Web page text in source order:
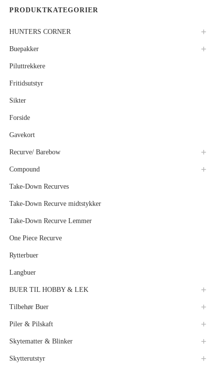
PRODUKTKATEGORIER
HUNTERS CORNER
Buepakker
Piluttrekkere
Fritidsutstyr
Sikter
Forside
Gavekort
Recurve/ Barebow
Compound
Take-Down Recurves
Take-Down Recurve midtstykker
Take-Down Recurve Lemmer
One Piece Recurve
Rytterbuer
Langbuer
BUER TIL HOBBY & LEK
Tilbehør Buer
Piler & Pilskaft
Skytematter & Blinker
Skytterutstyr